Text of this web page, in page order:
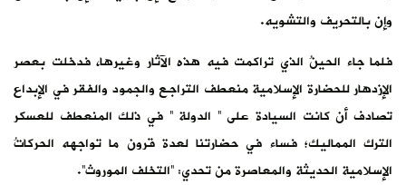
وإن بالتحريف والتشويه.
فلما جاء الحينُ الذي تراكمت فيه هذه الآثار وغيرها، فدخلت بعصر
الإزدهار للحضارة الإسلامية منعطف التراجع والجمود والفقر في الإبداع
تصادف أن كانت السيادة على ” الدولة ” في ذلك المنعطف للعسكر
الترك المماليك؛ فساء في حضارتنا لعدة قرون ما تواجهه الحركاتُ
الإسلامية الحديثة والمعاصرة من تحدي: “التخلف الموروث”.